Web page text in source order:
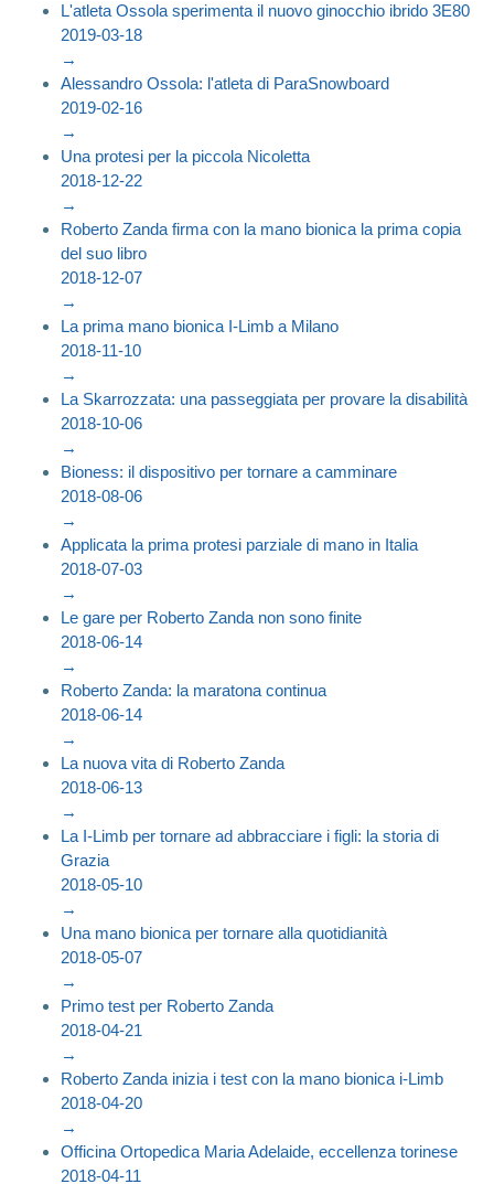
L'atleta Ossola sperimenta il nuovo ginocchio ibrido 3E80
2019-03-18
→
Alessandro Ossola: l'atleta di ParaSnowboard
2019-02-16
→
Una protesi per la piccola Nicoletta
2018-12-22
→
Roberto Zanda firma con la mano bionica la prima copia
del suo libro
2018-12-07
→
La prima mano bionica I-Limb a Milano
2018-11-10
→
La Skarrozzata: una passeggiata per provare la disabilità
2018-10-06
→
Bioness: il dispositivo per tornare a camminare
2018-08-06
→
Applicata la prima protesi parziale di mano in Italia
2018-07-03
→
Le gare per Roberto Zanda non sono finite
2018-06-14
→
Roberto Zanda: la maratona continua
2018-06-14
→
La nuova vita di Roberto Zanda
2018-06-13
→
La I-Limb per tornare ad abbracciare i figli: la storia di
Grazia
2018-05-10
→
Una mano bionica per tornare alla quotidianità
2018-05-07
→
Primo test per Roberto Zanda
2018-04-21
→
Roberto Zanda inizia i test con la mano bionica i-Limb
2018-04-20
→
Officina Ortopedica Maria Adelaide, eccellenza torinese
2018-04-11